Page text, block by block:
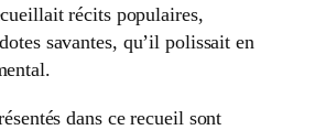
récits populaires,
savantes, qu’il polissait en
dans ce recueil sont